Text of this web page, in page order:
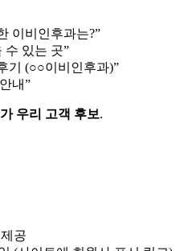
이비인후과는?”
수 있는 곳”
기 (○○이비인후과)”
내”
우리 고객 후보.
공